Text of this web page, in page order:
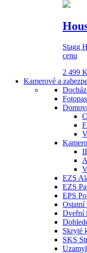
Stagg
cenu
2 499
Kamerové a
EZS
EZS
EPS
Ostatní
Dveřní
Skryté
SKS